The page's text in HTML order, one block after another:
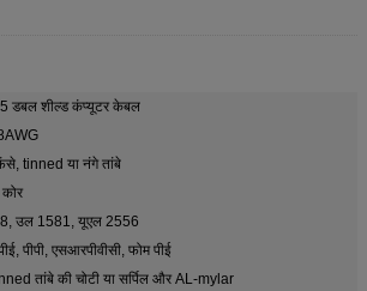
डबल शील्ड कंप्यूटर केबल
tinned या नंगे तांबे
उल 1581, यूएल 2556
पीपी, एसआरपीवीसी, फोम पीई
तांबे की चोटी या सर्पिल और AL-mylar